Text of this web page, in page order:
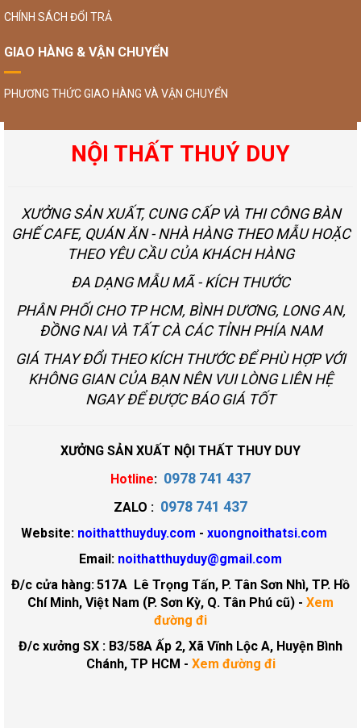
CHÍNH SÁCH ĐỔI TRẢ
GIAO HÀNG & VẬN CHUYỂN
PHƯƠNG THỨC GIAO HÀNG VÀ VẬN CHUYỂN
NỘI THẤT THUÝ DUY
XƯỞNG SẢN XUẤT, CUNG CẤP VÀ THI CÔNG BÀN
GHẾ CAFE, QUÁN ĂN - NHÀ HÀNG THEO MẪU HOẶC
THEO YÊU CẦU CỦA KHÁCH HÀNG
ĐA DẠNG MẪU MÃ - KÍCH THƯỚC
PHÂN PHỐI CHO TP HCM, BÌNH DƯƠNG, LONG AN,
ĐỒNG NAI VÀ TẤT CÀ CÁC TỈNH PHÍA NAM
GIÁ THAY ĐỔI THEO KÍCH THƯỚC ĐỂ PHÙ HỢP VỚI
KHÔNG GIAN CỦA BẠN NÊN VUI LÒNG LIÊN HỆ
NGAY ĐỂ ĐƯỢC BÁO GIÁ TỐT
XƯỞNG SẢN XUẤT NỘI THẤT THUY DUY
Hotline: 0978 741 437
ZALO : 0978 741 437
Website: noithatthuyduy.com - xuongnoithatsi.com
Email: noithatthuyduy@gmail.com
Đ/c cửa hàng:517A Lê Trọng Tấn, P. Tân Sơn Nhì, TP. Hồ
Chí Minh, Việt Nam (P. Sơn Kỳ, Q. Tân Phú cũ) - Xem
đường đi
Đ/c xưởng SX : B3/58A Ấp 2, Xã Vĩnh Lộc A, Huyện Bình
Chánh, TP HCM - Xem đường đi